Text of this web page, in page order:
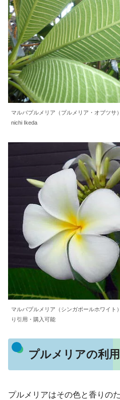
マルバプルメリア（プルメリア・オブツ
nichi Ikeda
マルバプルメリア（シンガポールホワイト
り引用・購入可能
プルメリアの利
プルメリアはその色と香りの